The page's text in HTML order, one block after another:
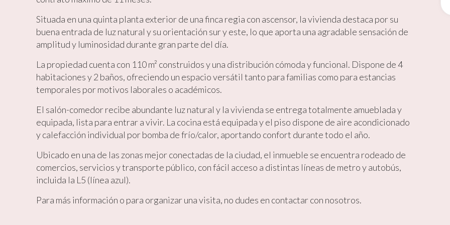
Situada en una quinta planta exterior de una finca regia con ascensor, la vivienda destaca por su
buena entrada de luz natural y su orientación sur y este, lo que aporta una agradable sensación de
amplitud y luminosidad durante gran parte del día.
La propiedad cuenta con 110 m² construidos y una distribución cómoda y funcional. Dispone de 4
habitaciones y 2 baños, ofreciendo un espacio versátil tanto para familias como para estancias
temporales por motivos laborales o académicos.
El salón-comedor recibe abundante luz natural y la vivienda se entrega totalmente amueblada y
equipada, lista para entrar a vivir. La cocina está equipada y el piso dispone de aire acondicionado
y calefacción individual por bomba de frío/calor, aportando confort durante todo el año.
Ubicado en una de las zonas mejor conectadas de la ciudad, el inmueble se encuentra rodeado de
comercios, servicios y transporte público, con fácil acceso a distintas líneas de metro y autobús,
incluida la L5 (línea azul).
Para más información o para organizar una visita, no dudes en contactar con nosotros.
Marketing y publicidad
Estas cookies son utilizadas para almacenar información sobre las
elecciones personales del usuario a través de la observación continuada de sus
en el sitio web y mostrar publicidad relacionada con el perfil de navegación del
usuario.
Guardar configuración Aceptar todas